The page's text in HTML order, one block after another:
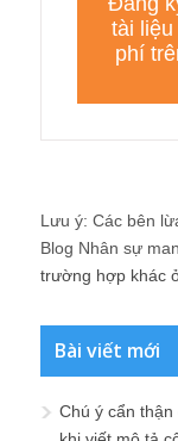
Lưu ý: Các bên
Blog Nhân sự
trường hợp khác
Bài viết mới
Chú ý cẩn